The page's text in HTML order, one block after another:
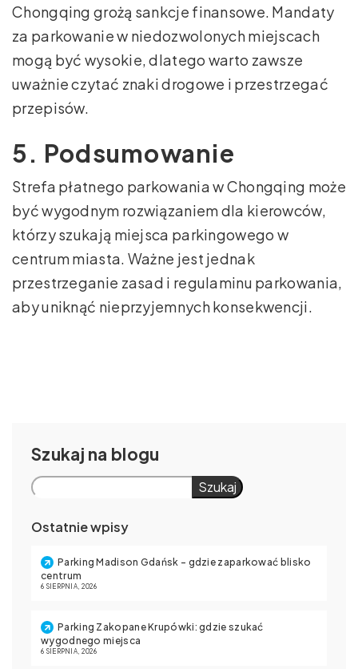
Chongqing grożą sankcje finansowe. Mandaty
za parkowanie w niedozwolonych miejscach
mogą być wysokie, dlatego warto zawsze
uważnie czytać znaki drogowe i przestrzegać
przepisów.
5. Podsumowanie
Strefa płatnego parkowania w Chongqing może
być wygodnym rozwiązaniem dla kierowców,
którzy szukają miejsca parkingowego w
centrum miasta. Ważne jest jednak
przestrzeganie zasad i regulaminu parkowania,
aby uniknąć nieprzyjemnych konsekwencji.
Szukaj
Szukaj
Ostatnie wpisy
Parking Madison Gdańsk – gdzie zaparkować blisko
centrum
6 SIERPNIA, 2026
Parking Zakopane Krupówki: gdzie szukać
wygodnego miejsca
6 SIERPNIA, 2026